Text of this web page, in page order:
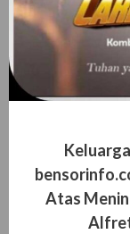
Atas
Alfret